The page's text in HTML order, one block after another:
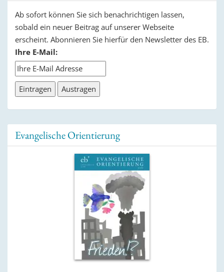
Ab sofort können Sie sich benachrichtigen lassen,
sobald ein neuer Beitrag auf unserer Webseite
erscheint. Abonnieren Sie hierfür den Newsletter des EB.
Ihre E-Mail:
Evangelische Orientierung